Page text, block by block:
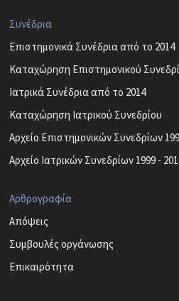
Συνέδρια
Επιστημονικά Συνέδρια από το 2014
Καταχώρηση Επιστημονικού
Ιατρικά Συνέδρια από το 2014
Καταχώρηση Ιατρικού Συνεδρίου
Αρχείο Επιστημονικών Συνεδρίων
Αρχείο Ιατρικών Συνεδρίων 1999 -
Αρθρογραφία
Απόψεις
Συμβουλές οργάνωσης
Επικαιρότητα